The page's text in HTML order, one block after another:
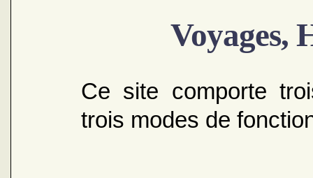
Voyages,
Ce site comporte
trois modes de